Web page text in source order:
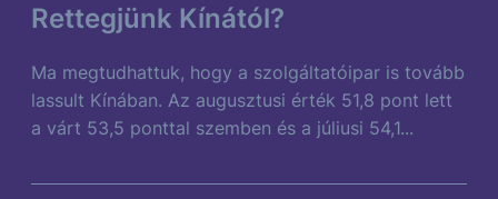
Rettegjünk Kínától?
Ma megtudhattuk, hogy a szolgáltatóipar is tovább
lassult Kínában. Az augusztusi érték 51,8 pont lett
a várt 53,5 ponttal szemben és a júliusi 54,1...